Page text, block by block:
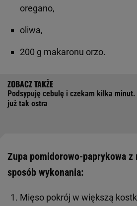
oregano,
oliwa,
200 g makaronu orzo.
Podsypuję cebulę i czekam kilka
już tak ostra
Zupa pomidorowo-paprykowa z
sposób wykonania:
Mięso pokrój w większą